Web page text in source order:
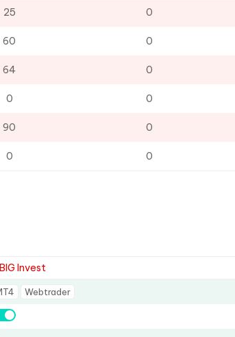
25 0
60 0
64 0
0 0
90 0
0 0
Invest
Webtrader